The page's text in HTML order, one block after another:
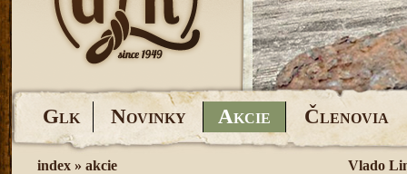
GLK NOVINKY AKCIE ČLENOVIA
index » akcie Vlado